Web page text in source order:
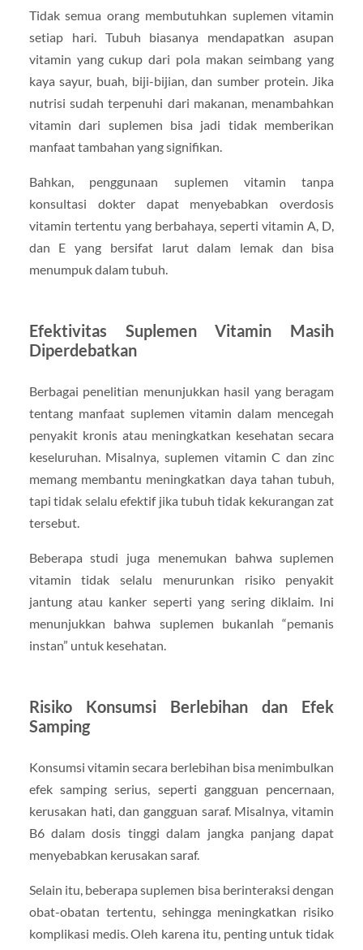
Tidak semua orang membutuhkan suplemen vitamin
setiap hari. Tubuh biasanya mendapatkan asupan
vitamin yang cukup dari pola makan seimbang yang
kaya sayur, buah, biji-bijian, dan sumber protein. Jika
nutrisi sudah terpenuhi dari makanan, menambahkan
vitamin dari suplemen bisa jadi tidak memberikan
manfaat tambahan yang signifikan.
Bahkan, penggunaan suplemen vitamin tanpa
konsultasi dokter dapat menyebabkan overdosis
vitamin tertentu yang berbahaya, seperti vitamin A, D,
dan E yang bersifat larut dalam lemak dan bisa
menumpuk dalam tubuh.
Efektivitas Suplemen Vitamin Masih
Diperdebatkan
Berbagai penelitian menunjukkan hasil yang beragam
tentang manfaat suplemen vitamin dalam mencegah
penyakit kronis atau meningkatkan kesehatan secara
keseluruhan. Misalnya, suplemen vitamin C dan zinc
memang membantu meningkatkan daya tahan tubuh,
tapi tidak selalu efektif jika tubuh tidak kekurangan zat
tersebut.
Beberapa studi juga menemukan bahwa suplemen
vitamin tidak selalu menurunkan risiko penyakit
jantung atau kanker seperti yang sering diklaim. Ini
menunjukkan bahwa suplemen bukanlah “pemanis
instan” untuk kesehatan.
Risiko Konsumsi Berlebihan dan Efek
Samping
Konsumsi vitamin secara berlebihan bisa menimbulkan
efek samping serius, seperti gangguan pencernaan,
kerusakan hati, dan gangguan saraf. Misalnya, vitamin
B6 dalam dosis tinggi dalam jangka panjang dapat
menyebabkan kerusakan saraf.
Selain itu, beberapa suplemen bisa berinteraksi dengan
obat-obatan tertentu, sehingga meningkatkan risiko
komplikasi medis. Oleh karena itu, penting untuk tidak